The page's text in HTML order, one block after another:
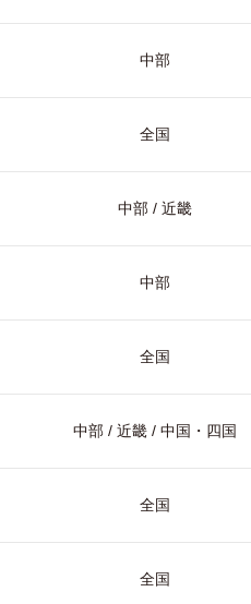
中部
全国
中部 / 近畿
中部
全国
中部 / 近畿 / 中国・四国
全国
全国